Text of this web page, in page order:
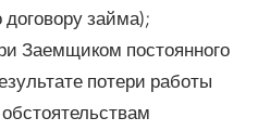
займа);
Заемщиком постоянного
потери работы